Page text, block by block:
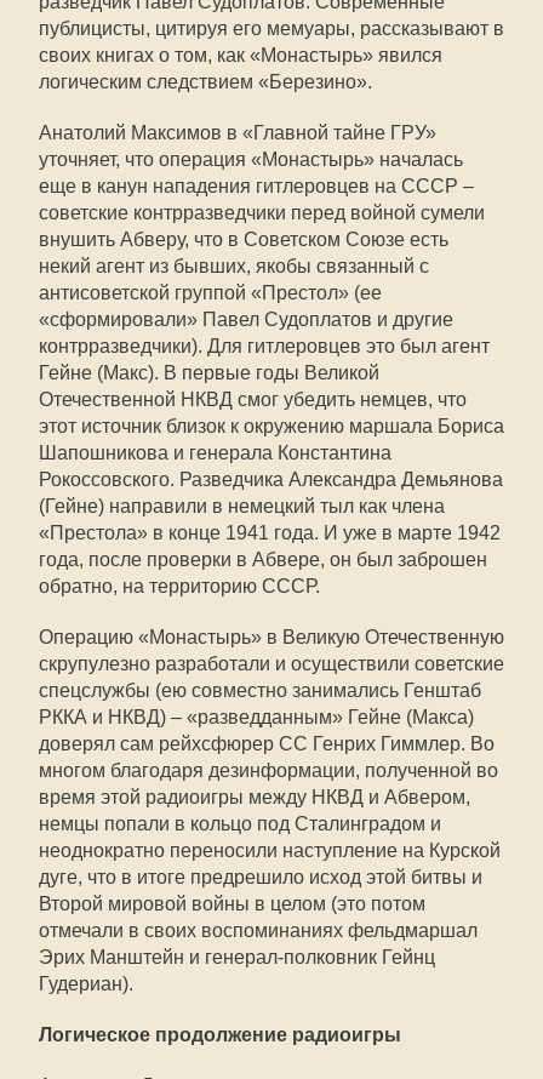
публицисты, цитируя его мемуары, рассказывают в
своих книгах о том, как «Монастырь» явился
логическим следствием «Березино».
Анатолий Максимов в «Главной тайне ГРУ»
уточняет, что операция «Монастырь» началась
еще в канун нападения гитлеровцев на СССР –
советские контрразведчики перед войной сумели
внушить Абверу, что в Советском Союзе есть
некий агент из бывших, якобы связанный с
антисоветской группой «Престол» (ее
«сформировали» Павел Судоплатов и другие
контрразведчики). Для гитлеровцев это был агент
Гейне (Макс). В первые годы Великой
Отечественной НКВД смог убедить немцев, что
этот источник близок к окружению маршала Бориса
Шапошникова и генерала Константина
Рокоссовского. Разведчика Александра Демьянова
(Гейне) направили в немецкий тыл как члена
«Престола» в конце 1941 года. И уже в марте 1942
года, после проверки в Абвере, он был заброшен
обратно, на территорию СССР.
Операцию «Монастырь» в Великую Отечественную
скрупулезно разработали и осуществили советские
спецслужбы (ею совместно занимались Генштаб
РККА и НКВД) – «разведданным» Гейне (Макса)
доверял сам рейхсфюрер СС Генрих Гиммлер. Во
многом благодаря дезинформации, полученной во
время этой радиоигры между НКВД и Абвером,
немцы попали в кольцо под Сталинградом и
неоднократно переносили наступление на Курской
дуге, что в итоге предрешило исход этой битвы и
Второй мировой войны в целом (это потом
отмечали в своих воспоминаниях фельдмаршал
Эрих Манштейн и генерал-полковник Гейнц
Гудериан).
Логическое продолжение радиоигры